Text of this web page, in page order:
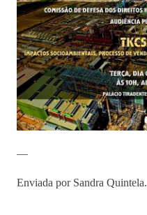
—
Enviada por Sandra Quintela.